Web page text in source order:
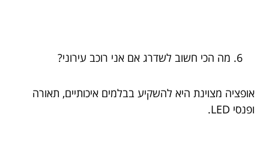
מה הכי חשוב לשדרג אם אני רוכב עירוני?
אופציה מצוינת היא להשקיע בבלמים איכותיים, תאורה
ופנסי LED.